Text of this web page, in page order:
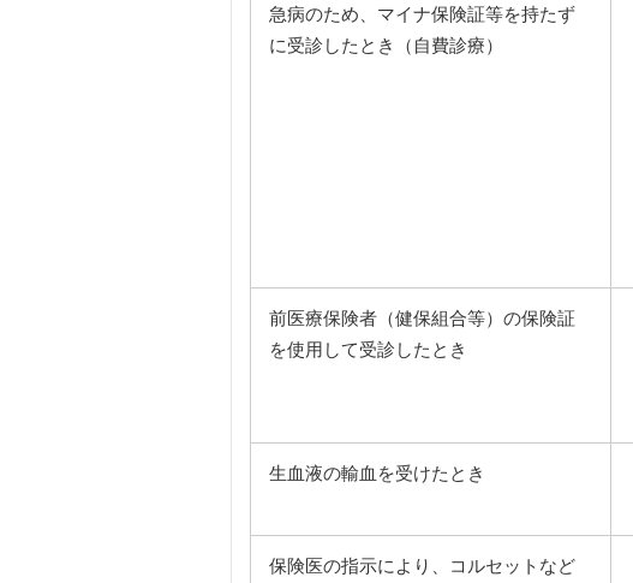
急病のため、マイナ保険証等を持たず
に受診したとき（自費診療）
前医療保険者（健保組合等）の保険証
を使用して受診したとき
生血液の輸血を受けたとき
保険医の指示により、コルセットなど